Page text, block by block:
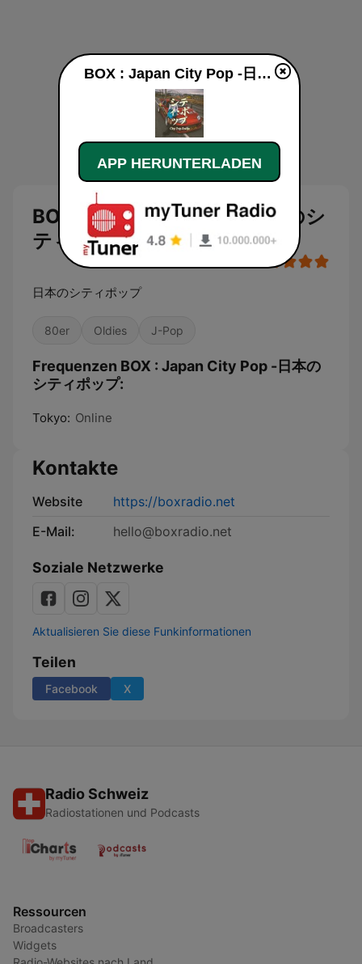
BOX : Japan City Pop -日本のシ
ティポップ
日本のシティポップ
80er Oldies J-Pop
Frequenzen BOX : Japan City Pop -日本の
シティポップ:
Tokyo: Online
Kontakte
Website
https://boxradio.net
E-Mail:
hello@boxradio.net
Soziale Netzwerke
Aktualisieren Sie diese Funkinformationen
Teilen
Facebook X
Radio Schweiz
Radiostationen und Podcasts
Ressourcen
Broadcasters
Widgets
BOX : Japan City Pop -日本のシティポップ live
APP HERUNTERLADEN